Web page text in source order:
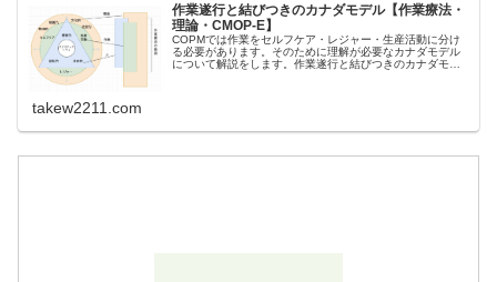
作業遂行と結びつきのカナダモデル【作業療法・
理論・CMOP-E】
COPMでは作業をセルフケア・レジャー・生産活動に分け
る必要があります。そのために理解が必要なカナダモデル
について解説をします。作業遂行と結びつきのカナダモデ
takew2211.com